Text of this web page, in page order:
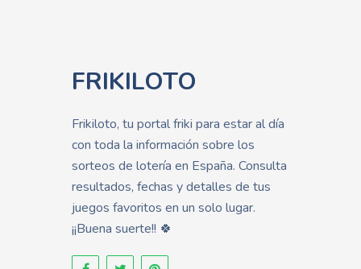
FRIKILOTO
Frikiloto, tu portal friki para estar al día
con toda la información sobre los
sorteos de lotería en España. Consulta
resultados, fechas y detalles de tus
juegos favoritos en un solo lugar.
¡¡Buena suerte!! 🍀